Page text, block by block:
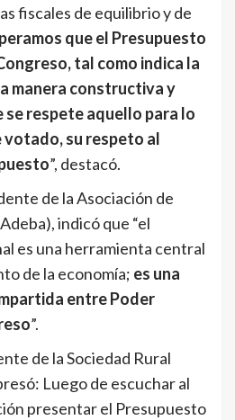
fiscales de equilibrio y de
que el Presupuesto
tal como indica la
manera constructiva y
se respete aquello para lo
votado, su respeto al
”, destacó.
de la Asociación de
indicó que “el
es una herramienta central
de la economía; es una
entre Poder
”.
de la Sociedad Rural
Luego de escuchar al
presentar el Presupuesto